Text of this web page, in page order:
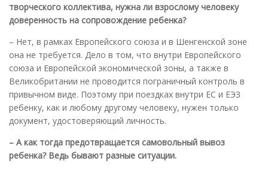
творческого коллектива, нужна ли взрослому человеку
доверенность на сопровождение ребенка?
– Нет, в рамках Европейского союза и в Шенгенской зоне
она не требуется. Дело в том, что внутри Европейского
союза и Европейской экономической зоны, а также в
Великобритании не проводится пограничный контроль в
привычном виде. Поэтому при поездках внутри ЕС и ЕЭЗ
ребенку, как и любому другому человеку, нужен только
документ, удостоверяющий личность.
– А как тогда предотвращается самовольный вывоз
ребенка? Ведь бывают разные ситуации.